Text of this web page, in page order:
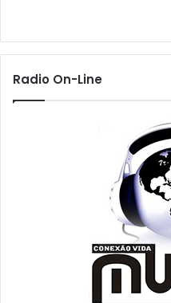
Radio On-Line